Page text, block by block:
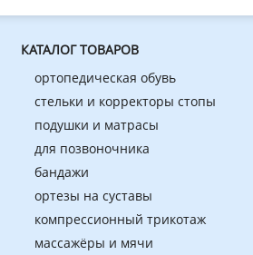
КАТАЛОГ ТОВАРОВ
ортопедическая обувь
стельки и корректоры стопы
подушки и матрасы
для позвоночника
бандажи
ортезы на суставы
компрессионный трикотаж
массажёры и мячи